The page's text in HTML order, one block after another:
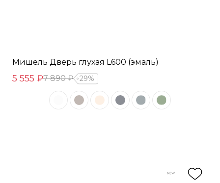
Мишель Дверь глухая L600 (эмаль)
5 555 ₽7 890 ₽ 29%